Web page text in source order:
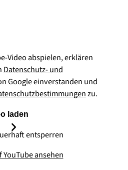
Video abspielen, erklären
Datenschutz- und
Googleeinverstanden und
zu.
laden
entsperren
ansehen